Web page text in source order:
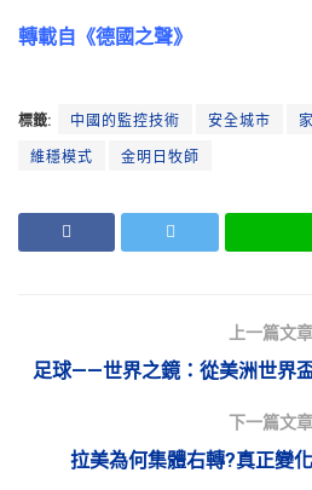
轉載自《德國之聲》
標籤: 中國的監控技術 安全城市
維穩模式 金明日牧師
上一篇文章
足球——世界之鏡：從美洲世界
下一篇文章
拉美為何集體右轉?真正變